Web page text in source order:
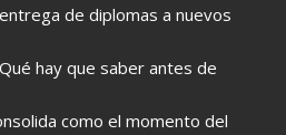
entrega de diplomas a nuevos
hay que saber antes de
como el momento del